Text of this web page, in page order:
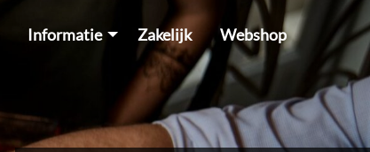
Informatie Zakelijk Webshop